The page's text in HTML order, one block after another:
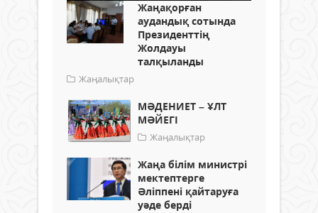
Жаңақорған
аудандық сотында
Президенттің
Жолдауы
талқыланды
Жаңалықтар
МӘДЕНИЕТ – ҰЛТ
МӘЙЕГІ
Жаңалықтар
Жаңа білім министрі
мектептерге
Әліппені қайтаруға
уәде берді